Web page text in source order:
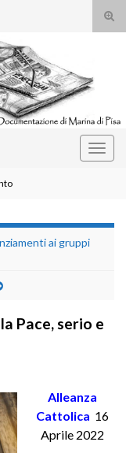
il
ai gruppi
Pace, serio e
Alleanza
Cattolica 16
Aprile 2022